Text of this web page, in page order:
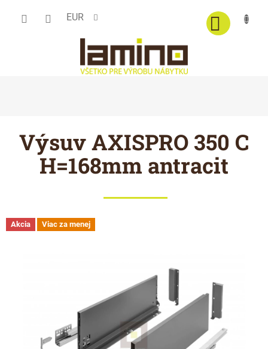
EUR
Výsuv AXISPRO 350 C
H=168mm antracit
Akcia Viac za menej